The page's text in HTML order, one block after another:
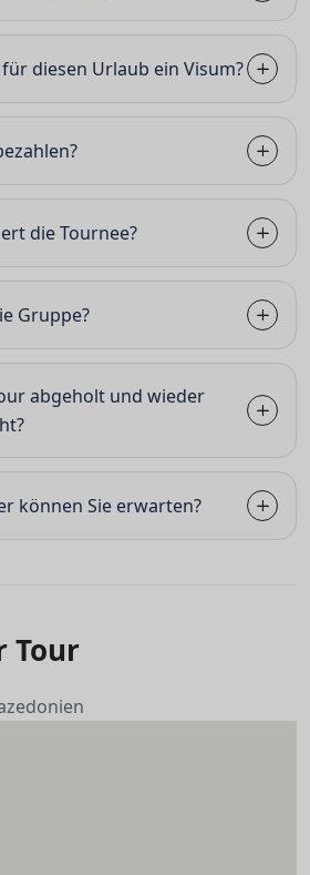
diesen Urlaub ein Visum?
die Tournee?
Gruppe?
abgeholt und wieder
können Sie erwarten?
Tour